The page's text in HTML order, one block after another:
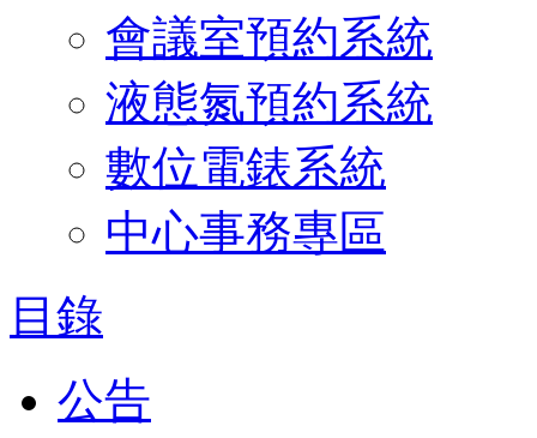
會議室預約系統
液態氮預約系統
數位電錶系統
中心事務專區
目錄
公告